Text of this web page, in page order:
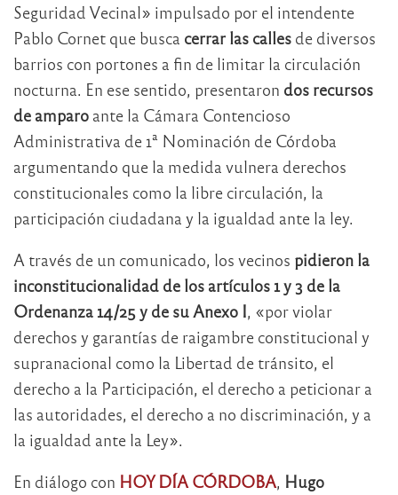
Seguridad Vecinal» impulsado por el intendente
Pablo Cornet que busca cerrar las calles de diversos
barrios con portones a fin de limitar la circulación
nocturna. En ese sentido, presentaron dos recursos
de amparo ante la Cámara Contencioso
Administrativa de 1ª Nominación de Córdoba
argumentando que la medida vulnera derechos
constitucionales como la libre circulación, la
participación ciudadana y la igualdad ante la ley.
A través de un comunicado, los vecinos pidieron la
inconstitucionalidad de los artículos 1 y 3 de la
Ordenanza 14/25 y de su Anexo I, «por violar
derechos y garantías de raigambre constitucional y
supranacional como la Libertad de tránsito, el
derecho a la Participación, el derecho a peticionar a
las autoridades, el derecho a no discriminación, y a
la igualdad ante la Ley».
En diálogo con HOY DÍA CÓRDOBA, Hugo